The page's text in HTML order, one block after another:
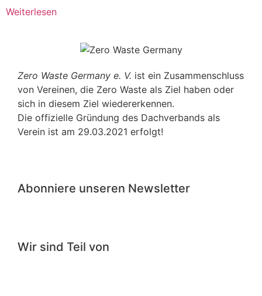
Weiterlesen
Zero Waste Germany e. V. ist ein Zusammenschluss
von Vereinen, die Zero Waste als Ziel haben oder
sich in diesem Ziel wiedererkennen.
Die offizielle Gründung des Dachverbands als
Verein ist am 29.03.2021 erfolgt!
Abonniere unseren Newsletter
Wir sind Teil von